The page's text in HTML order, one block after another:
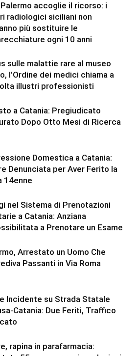
Palermo accoglie il ricorso: i
radiologici siciliani non
più sostituire le
ogni 10 anni
sulle malattie rare al museo
l’Ordine dei medici chiama a
illustri professionisti
a Catania: Pregiudicato
Dopo Otto Mesi di Ricerca
Domestica a Catania:
Denunciata per Aver Ferito la
14enne
nel Sistema di Prenotazioni
a Catania: Anziana
a Prenotare un Esame
Arrestato un Uomo Che
Passanti in Via Roma
Incidente su Strada Statale
Catania: Due Feriti, Traffico
rapina in parafarmacia: